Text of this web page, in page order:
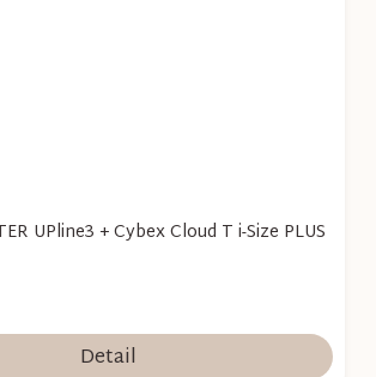
UPline3 + Cybex Cloud T i-Size PLUS
Detail